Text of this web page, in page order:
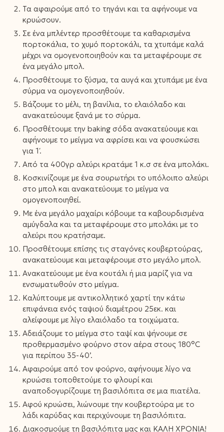
Τα αφαιρούμε από το τηγάνι και τα αφήνουμε να
κρυώσουν.
Σε ένα μπλέντερ προσθέτουμε τα καθαρισμένα
πορτοκάλια, το χυμό πορτοκάλι, τα χτυπάμε καλά
μέχρι να ομογενοποιηθούν και τα μεταφέρουμε σε
ένα μεγάλο μπολ.
Προσθέτουμε το ξύσμα, τα αυγά και χτυπάμε με ένα
σύρμα να ομογενοποιηθούν.
Βάζουμε το μέλι, τη βανίλια, το ελαιόλαδο και
ανακατεύουμε ξανά με το σύρμα.
Προσθέτουμε την baking σόδα ανακατεύουμε και
αφήνουμε το μείγμα να αφρίσει και να φουσκώσει
για 1′.
Από τα 400γρ αλεύρι κρατάμε 1 κ.σ σε ένα μπολάκι.
Κοσκινίζουμε με ένα σουρωτήρι το υπόλοιπο αλεύρι
στο μπολ και ανακατεύουμε το μείγμα να
ομογενοποιηθεί.
Με ένα μεγάλο μαχαίρι κόβουμε τα καβουρδισμένα
αμύγδαλα και τα μεταφέρουμε στο μπολάκι με το
αλεύρι που κρατήσαμε.
Προσθέτουμε επίσης τις σταγόνες κουβερτούρας,
ανακατεύουμε και μεταφέρουμε στο μεγάλο μπολ.
Ανακατεύουμε με ένα κουτάλι ή μια μαρίζ για να
ενσωματωθούν στο μείγμα.
Καλύπτουμε με αντικολλητικό χαρτί την κάτω
επιφάνεια ενός ταψιού διαμέτρου 25εκ. και
αλείφουμε με λίγο ελαιόλαδο τα τοιχώματα.
Αδειάζουμε το μείγμα στο ταψί και ψήνουμε σε
προθερμασμένο φούρνο στον αέρα στους 180°C
για περίπου 35-40’.
Αφαιρούμε από τον φούρνο, αφήνουμε λίγο να
κρυώσει τοποθετούμε το φλουρί και
αναποδογυρίζουμε τη βασιλόπιτα σε μια πιατέλα.
Αφού κρυώσει, λιώνουμε την κουβερτούρα με το
λάδι καρύδας και περιχύνουμε τη βασιλόπιτα.
Διακοσμούμε τη βασιλόπιτα μας και ΚΑΛΗ ΧΡΟΝΙΑ!